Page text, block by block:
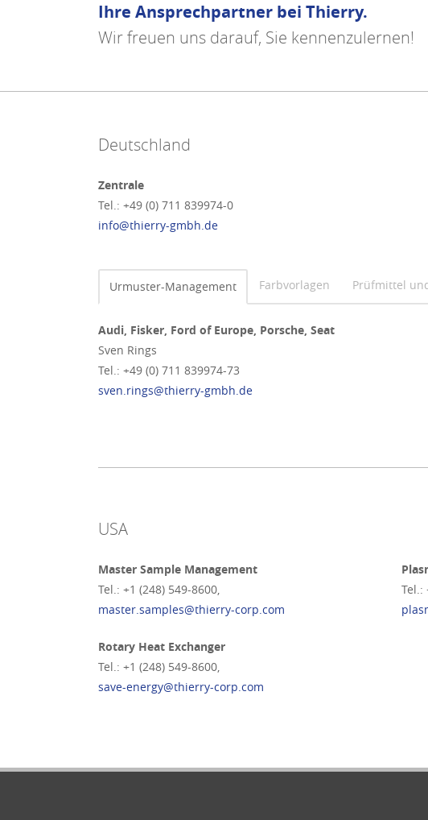
Ihre Ansprechpartner bei Thierry.
Wir freuen uns darauf, Sie kennenzulernen!
Deutschland
Zentrale
Tel.: +49 (0) 711 839974-0
info@thierry-gmbh.de
Urmuster-Management Farbvorlagen Prüfmittel
Audi, Fisker, Ford of Europe, Porsche, Seat
Sven Rings
Tel.: +49 (0) 711 839974-73
sven.rings@thierry-gmbh.de
USA
Master Sample Management
Tel.: +1 (248) 549-8600,
master.samples@thierry-corp.com
Tel.:
Rotary Heat Exchanger
Tel.: +1 (248) 549-8600,
save-energy@thierry-corp.com